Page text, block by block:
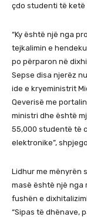
çdo studenti të ketë
“Ky është një nga
tejkalimin e
po përparon në
Sepse disa njerëz
ide e kryeministrit
Qeverisë me
ministri dhe është
55,000 studentë të
elektronike”,
Lidhur me mënyrën
masë është një nga
fushën e
“Sipas të dhënave,